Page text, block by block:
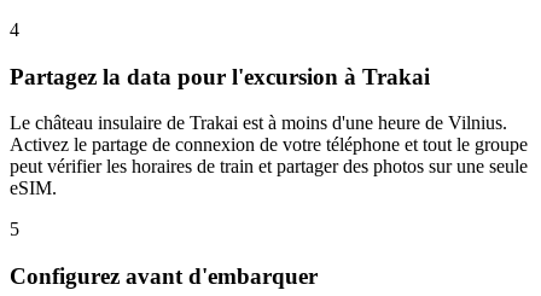
4
Partagez la data pour l'excursion à Trakai
Le château insulaire de Trakai est à moins d'une heure de Vilnius.
Activez le partage de connexion de votre téléphone et tout le groupe
peut vérifier les horaires de train et partager des photos sur une seule
eSIM.
5
Configurez avant d'embarquer